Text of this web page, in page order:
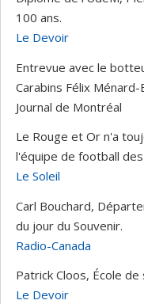
100 ans.
Le Devoir
Entrevue avec le
Carabins Félix Ménard-
Journal de Montréal
Le Rouge et Or n'a
l'équipe de football des
Le Soleil
Carl Bouchard,
du jour du Souvenir.
Radio-Canada
Patrick Cloos, École
Le Devoir